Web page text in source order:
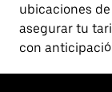
ubicaciones
asegurar tu
con